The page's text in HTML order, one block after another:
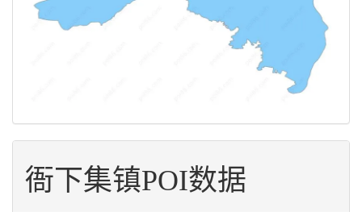
衙下集镇POI数据